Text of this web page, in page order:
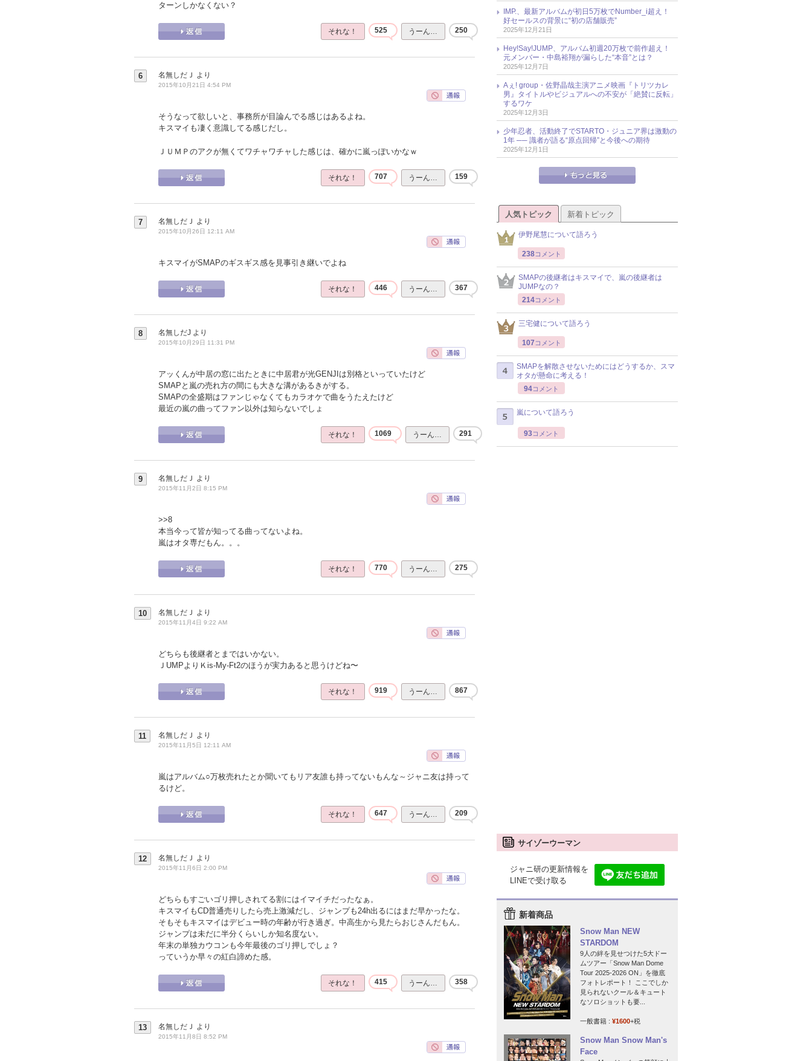
ターンしかなくない？
それな！ 525 うーん… 250
6 名無しだＪ より
2015年10月21日 4:54 PM
そうなって欲しいと、事務所が目論んでる感じはあるよね。
キスマイも凄く意識してる感じだし。
ＪＵＭＰのアクが無くてワチャワチャした感じは、確かに嵐っぽいかなｗ
それな！ 707 うーん… 159
7 名無しだＪ より
2015年10月26日 12:11 AM
キスマイがSMAPのギスギス感を見事引き継いでよね
それな！ 446 うーん… 367
8 名無しだJ より
2015年10月29日 11:31 PM
アッくんが中居の窓に出たときに中居君が光GENJIは別格といっていたけど
SMAPと嵐の売れ方の間にも大きな溝があるきがする。
SMAPの全盛期はファンじゃなくてもカラオケで曲をうたえたけど
最近の嵐の曲ってファン以外は知らないでしょ
それな！ 1069 うーん… 291
9 名無しだＪ より
2015年11月2日 8:15 PM
>>8
本当今って皆が知ってる曲ってないよね。
嵐はオタ専だもん。。。
それな！ 770 うーん… 275
10 名無しだＪ より
2015年11月4日 9:22 AM
どちらも後継者とまではいかない。
ＪUMPよりＫis-My-Ft2のほうが実力あると思うけどね〜
それな！ 919 うーん… 867
11 名無しだＪ より
2015年11月5日 12:11 AM
嵐はアルバム○万枚売れたとか聞いてもリア友誰も持ってないもんな～ジャニ友は持って
るけど。
それな！ 647 うーん… 209
12 名無しだＪ より
2015年11月6日 2:00 PM
どちらもすごいゴリ押しされてる割にはイマイチだったなぁ。
キスマイもCD普通売りしたら売上激減だし、ジャンプも24h出るにはまだ早かったな。
そもそもキスマイはデビュー時の年齢が行き過ぎ。中高生から見たらおじさんだもん。
ジャンプは未だに半分くらいしか知名度ない。
年末の単独カウコンも今年最後のゴリ押しでしょ？
っていうか早々の紅白諦めた感。
それな！ 415 うーん… 358
13 名無しだＪ より
2015年11月8日 8:52 PM
IMP.、最新アルバムが初日5万枚でNumber_i超え！
好セールスの背景に“初の店舗販売”
2025年12月21日
Hey!Say!JUMP、アルバム初週20万枚で前作超え！
元メンバー・中島裕翔が漏らした“本音”とは？
2025年12月7日
Aぇ! group・佐野晶哉主演アニメ映画『トリツカレ
男』タイトルやビジュアルへの不安が「絶賛に反転」
するワケ
2025年12月3日
少年忍者、活動終了でSTARTO・ジュニア界は激動の
1年 ── 識者が語る“原点回帰”と今後への期待
2025年12月1日
人気トピック 新着トピック
伊野尾慧について語ろう
238コメント
SMAPの後継者はキスマイで、嵐の後継者は
JUMPなの？
214コメント
三宅健について語ろう
107 コメント
SMAPを解散させないためにはどうするか、スマ
オタが懸命に考える！
94コメント
嵐について語ろう
93コメント
サイゾーウーマン
ジャニ研の更新情報を
LINEで受け取る
新着商品
Snow Man NEW
STARDOM
9人の絆を見せつけた5大ドー
ムツアー「Snow Man Dome
Tour 2025-2026 ON」を徹底
フォトレポート！ ここでしか
見られないクール＆キュート
なソロショットも要...
一般書籍 : ¥1600+税
Snow Man Snow Man's
Face